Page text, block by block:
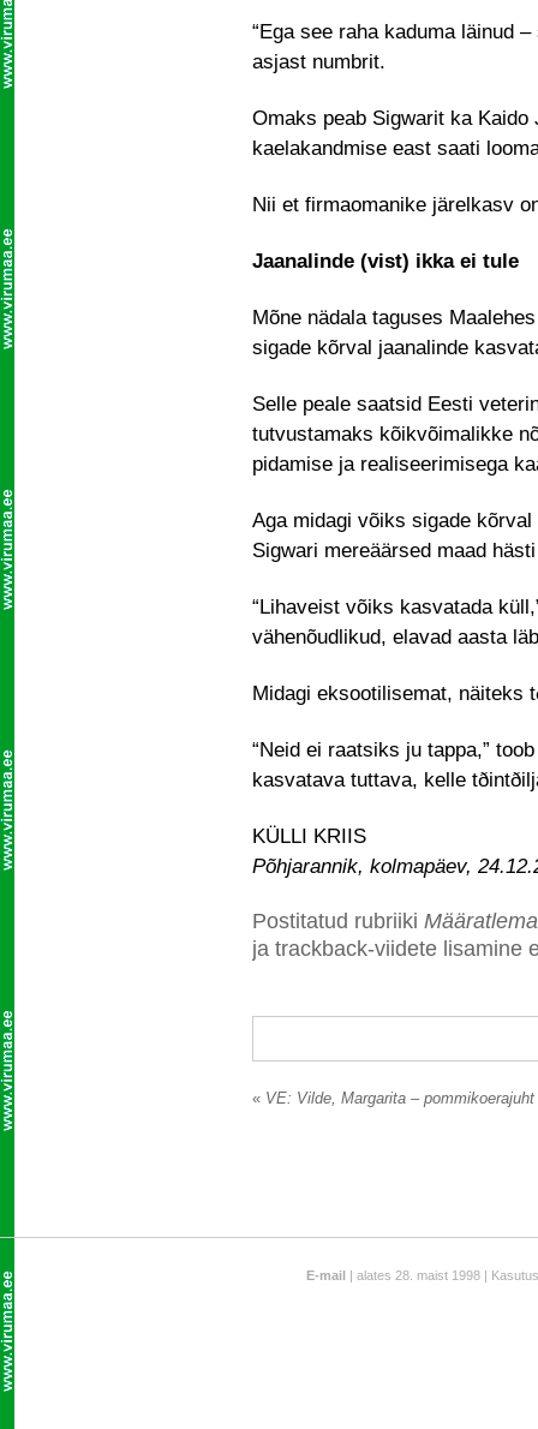
“Ega see raha kaduma läinud
asjast numbrit.
Omaks peab Sigwarit ka
kaelakandmise east saati
Nii et firmaomanike järelkasv
Jaanalinde (vist) ikka ei tule
Mõne nädala taguses
sigade kõrval jaanalinde
Selle peale saatsid Eesti
tutvustamaks kõikvõimalikke
pidamise ja realiseerimisega
Aga midagi võiks sigade
Sigwari mereäärsed maad
“Lihaveist võiks kasvatada
vähenõudlikud, elavad aasta
Midagi eksootilisemat, näiteks
“Neid ei raatsiks ju tappa,”
kasvatava tuttava, kelle
KÜLLI KRIIS
Põhjarannik, kolmapäev,
Postitatud rubriiki
ja trackback-viidete lisamine
« VE: Vilde, Margarita – pommikoerajuht
E-mail | alates 28. maist 1998 |